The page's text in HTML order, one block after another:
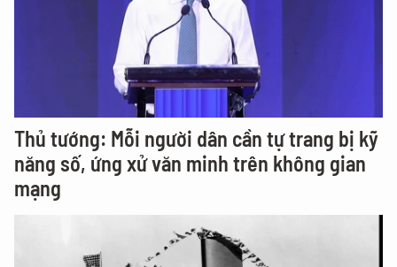
Thủ tướng: Mỗi người dân cần tự trang bị kỹ
năng số, ứng xử văn minh trên không gian
mạng